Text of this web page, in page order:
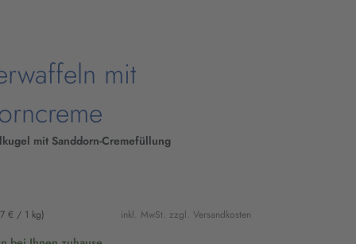
mit
mit Sanddorn-Cremefüllung
€ / 1 kg) inkl. MwSt. zzgl. Versandkosten